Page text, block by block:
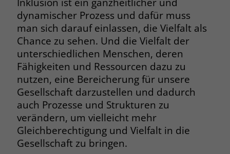
dynamischer Prozess und dafür muss
man sich darauf einlassen, die Vielfalt als
Chance zu sehen. Und die Vielfalt der
unterschiedlichen Menschen, deren
Fähigkeiten und Ressourcen dazu zu
nutzen, eine Bereicherung für unsere
Gesellschaft darzustellen und dadurch
auch Prozesse und Strukturen zu
verändern, um vielleicht mehr
Gleichberechtigung und Vielfalt in die
Gesellschaft zu bringen.
welche Werbeanzeige geklickt wurde,
sodass erzielte Erfolge wie z.B.
Bestellungen oder Kontaktanfragen der
Anzeige zugewiesen werden können.
Name _gcl_dc
Anbieter Google Ads
Laufzeit 90 Tage
Dieses Cookie wird gesetzt, wenn ein
User über einen Klick auf eine Google